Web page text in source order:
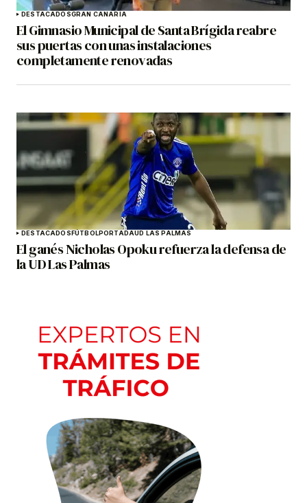
DESTACADOSGRAN CANARIA
El Gimnasio Municipal de Santa Brígida reabre
sus puertas con unas instalaciones
completamente renovadas
DESTACADOSFÚTBOLPORTADAUD LAS PALMAS
El ganés Nicholas Opoku refuerza la defensa de
la UD Las Palmas